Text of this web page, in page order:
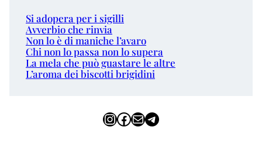
Si adopera per i sigilli
Avverbio che rinvia
Non lo è di maniche l’avaro
Chi non lo passa non lo supera
La mela che può guastare le altre
L’aroma dei biscotti brigidini
InstagramFacebook Email Telegram